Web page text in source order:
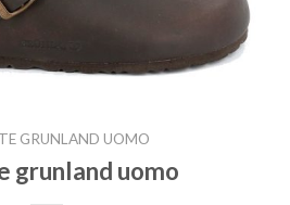
GRUNLAND UOMO
grunland uomo